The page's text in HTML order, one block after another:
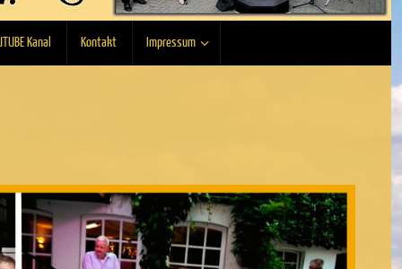
Kanal Kontakt Impressum